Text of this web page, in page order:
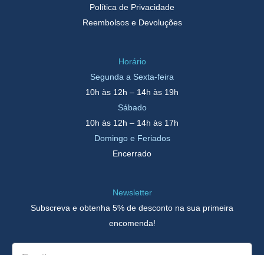
Política de Privacidade
Reembolsos e Devoluções
Horário
Segunda a Sexta-feira
10h às 12h – 14h às 19h
Sábado
10h às 12h – 14h às 17h
Domingo e Feriados
Encerrado
Newsletter
Subscreva e obtenha 5% de desconto na sua primeira
encomenda!